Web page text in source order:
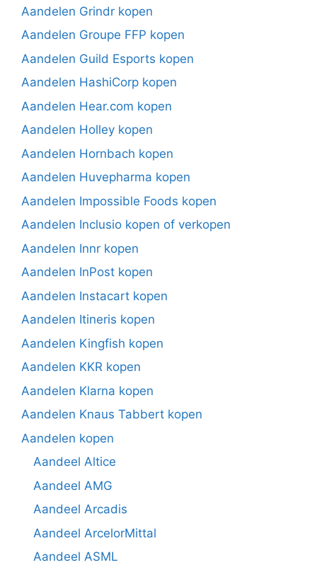
Aandelen Grindr kopen
Aandelen Groupe FFP kopen
Aandelen Guild Esports kopen
Aandelen HashiCorp kopen
Aandelen Hear.com kopen
Aandelen Holley kopen
Aandelen Hornbach kopen
Aandelen Huvepharma kopen
Aandelen Impossible Foods kopen
Aandelen Inclusio kopen of verkopen
Aandelen Innr kopen
Aandelen InPost kopen
Aandelen Instacart kopen
Aandelen Itineris kopen
Aandelen Kingfish kopen
Aandelen KKR kopen
Aandelen Klarna kopen
Aandelen Knaus Tabbert kopen
Aandelen kopen
Aandeel Altice
Aandeel AMG
Aandeel Arcadis
Aandeel ArcelorMittal
Aandeel ASML